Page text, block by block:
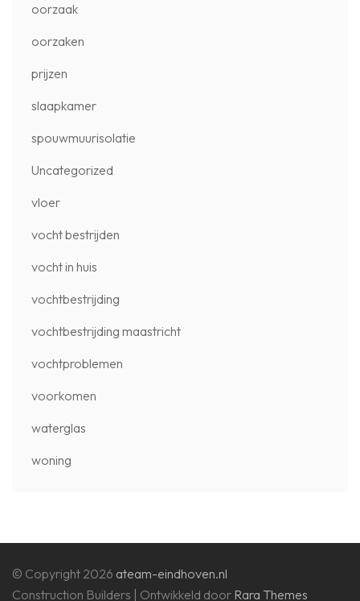
oorzaak
oorzaken
prijzen
slaapkamer
spouwmuurisolatie
Uncategorized
vloer
vocht bestrijden
vocht in huis
vochtbestrijding
vochtbestrijding maastricht
vochtproblemen
voorkomen
waterglas
woning
© Copyright 2026 ateam-eindhoven.nl
Construction Builders | Ontwikkeld door Rara Themes